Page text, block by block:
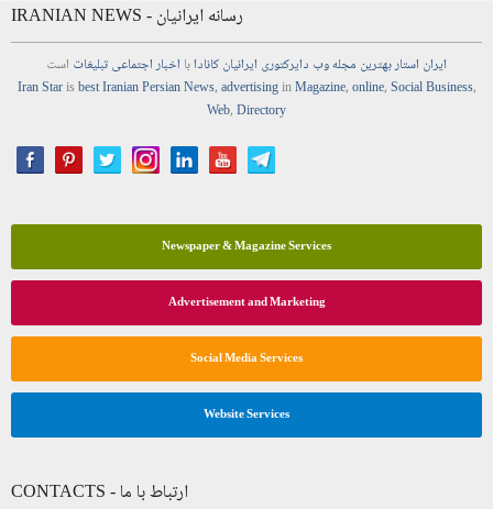
IRANIAN NEWS - رسانه ایرانیان
ایران استاربهترین مجلهوب دایرکتوری ایرانیان کانادابا اخباراجتماعیتبلیغات است
Iran Starisbest Iranian PersianNews,advertisinginMagazine,online,Social Business,
Web,Directory
Newspaper & Magazine Services
Advertisement and Marketing
Social Media Services
Website Services
CONTACTS - ارتباط با ما